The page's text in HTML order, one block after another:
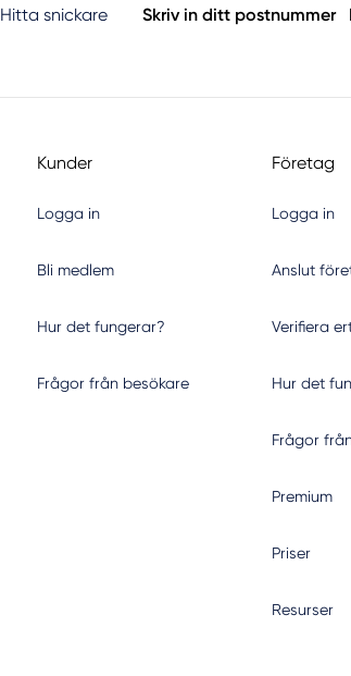
Hitta snickare Skriv in ditt postnummer
Kunder
Logga in
Bli medlem
Hur det fungerar?
Frågor från besökare
Företag
Logga in
Anslut
Verifiera
Hur det
Frågor
Premium
Priser
Resurser